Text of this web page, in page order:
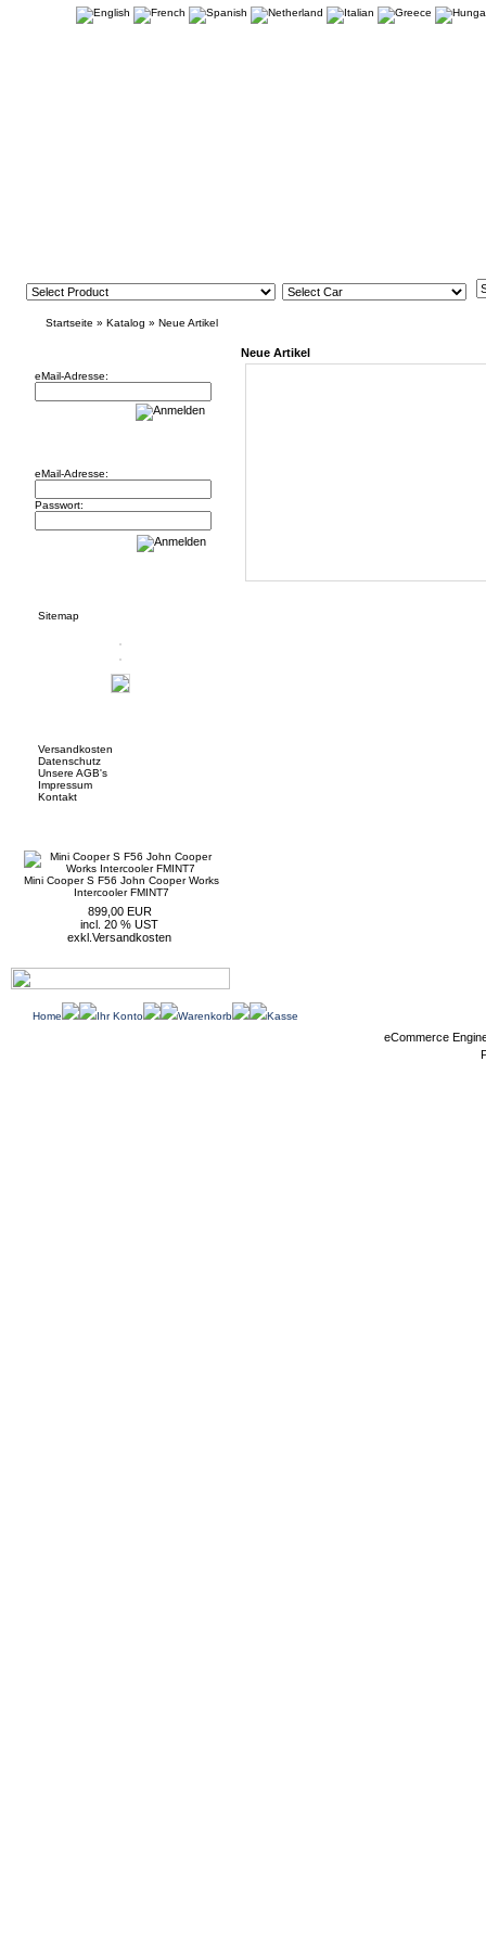
Startseite » Katalog » Neue Artikel
eMail-Adresse:
eMail-Adresse:
Passwort:
Sitemap
Versandkosten
Datenschutz
Unsere AGB's
Impressum
Kontakt
Mini Cooper S F56 John Cooper Works
Intercooler FMINT7
899,00 EUR
incl. 20 % UST
exkl. Versandkosten
Neue Artikel
Home Ihr Konto Warenkorb Kasse
eCommerce